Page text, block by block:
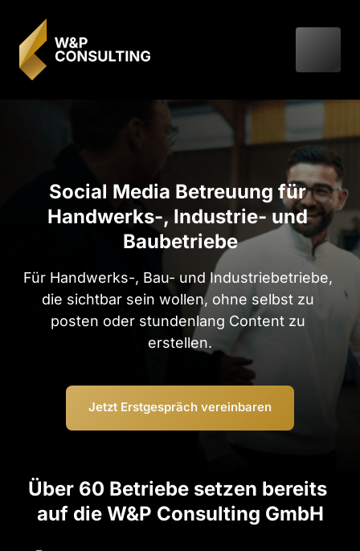
Social Media Betreuung für
Handwerks-, Industrie- und
Baubetriebe
Für Handwerks-, Bau- und Industriebetriebe,
die sichtbar sein wollen, ohne selbst zu
posten oder stundenlang Content zu
erstellen.
Jetzt Erstgespräch vereinbaren
Über 60 Betriebe setzen bereits
auf die W&P Consulting GmbH